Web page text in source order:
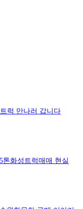
럭 만나러 갑니다
톤화성트럭매매 현실